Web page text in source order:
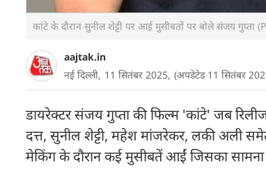
कांटे के दौरान सुनील शेट्टी पर आई मुसीबतों पर बोले संजय
aajtak.in
नई दिल्ली, 11 सितंबर 2025, (अपडेटेड 11 सितंबर
डायरेक्टर संजय गुप्ता की फिल्म 'कांटे' जब
दत्त, सुनील शेट्टी, महेश मांजरेकर, लकी अली
मेकिंग के दौरान कई मुसीबतें आईं जिसका सामना